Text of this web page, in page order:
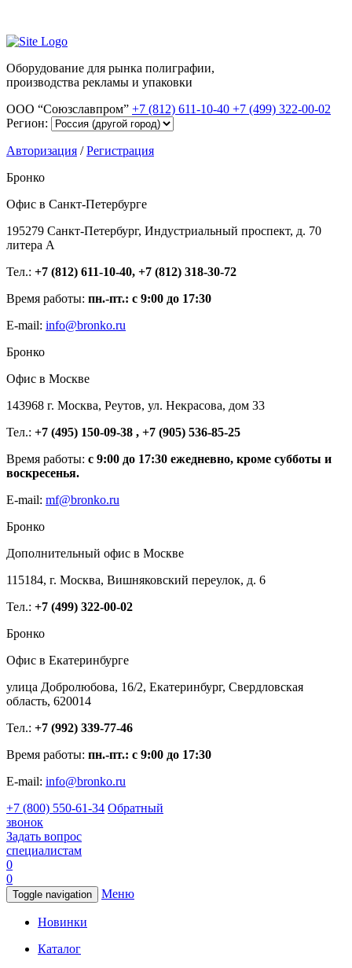
Оборудование для рынка полиграфии,
производства рекламы и упаковки
ООО “Союзславпром” +7 (812) 611-10-40 +7 (499) 322-00-02
Регион:
Авторизация /Регистрация
Бронко
Офис в Санкт-Петербурге
195279 Санкт-Петербург, Индустриальный проспект, д. 70
литера А
Тел.: +7 (812) 611-10-40, +7 (812) 318-30-72
Время работы: пн.-пт.: с 9:00 до 17:30
E-mail: info@bronko.ru
Бронко
Офис в Москве
143968 г. Москва, Реутов, ул. Некрасова, дом 33
Тел.: +7 (495) 150-09-38 , +7 (905) 536-85-25
Время работы: с 9:00 до 17:30 ежедневно, кроме субботы и
воскресенья.
E-mail: mf@bronko.ru
Бронко
Дополнительный офис в Москве
115184, г. Москва, Вишняковский переулок, д. 6
Тел.: +7 (499) 322-00-02
Бронко
Офис в Екатеринбурге
улица Добролюбова, 16/2, Екатеринбург, Свердловская
область, 620014
Тел.: +7 (992) 339-77-46
Время работы: пн.-пт.: с 9:00 до 17:30
E-mail: info@bronko.ru
+7 (800) 550-61-34 Обратный
звонок
Задать вопрос
специалистам
0
0
Toggle navigation Меню
Новинки
Каталог